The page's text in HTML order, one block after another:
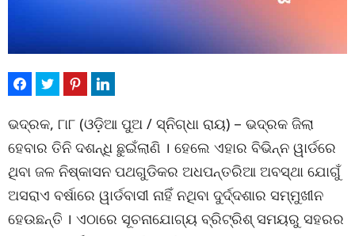
ଭଦ୍ରକ, ୮ା୮ (ଓଡ଼ିଆ ପୁଅ / ସ୍ନିଗ୍ଧା ରାୟ) – ଭଦ୍ରକ ଜିଲା
ହେବାର ତିନି ଦଶନ୍ଧି ଛୁଇଁଲାଣି । ହେଲେ ଏହାର ବିଭିନ୍ନ ୱାର୍ଡରେ
ଥିବା ଜଳ ନିଷ୍କାସନ ପଥଗୁଡିକର ଅଧପନ୍ତରିଆ ଅବସ୍ଥା ଯୋଗୁଁ
ଅସରାଏ ବର୍ଷାରେ ୱାର୍ଡବାସୀ ନାହିଁ ନଥିବା ଦୁର୍ଦ୍ଦଶାର ସମ୍ମୁଖୀନ
ହେଉଛନ୍ତି । ଏଠାରେ ସୂଚନାଯୋଗ୍ୟ ବ୍ରିଟ୍ରିଶ୍ ସମୟରୁ ସହରର